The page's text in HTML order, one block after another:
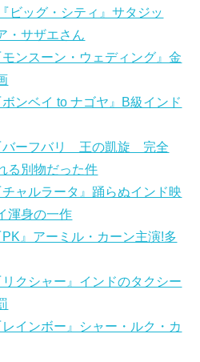
ビッグ・シティ』サタジッ
・サザエさん
モンスーン・ウェディング』金
ボンベイ to ナゴヤ』B級インド
バーフバリ 王の凱旋 完全
る別物だった件
チャルラータ』踊らぬインド映
渾身の一作
PK』アーミル・カーン主演!多
リクシャー』インドのタクシー
レインボー』シャー・ルク・カ